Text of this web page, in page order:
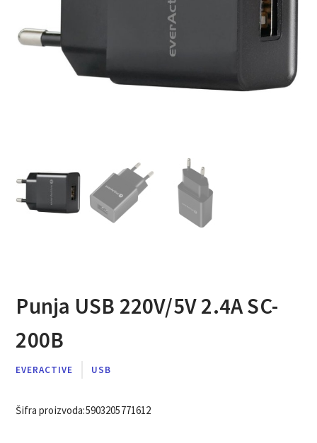
Punja USB 220V/5V 2.4A SC-
200B
EVERACTIVE USB
Šifra proizvoda:5903205771612